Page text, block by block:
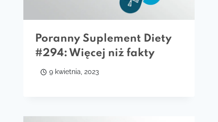
Poranny Suplement Diety
#294: Więcej niż fakty
9 kwietnia, 2023